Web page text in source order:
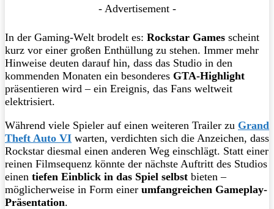
- Advertisement -
In der Gaming-Welt brodelt es: Rockstar Games scheint
kurz vor einer großen Enthüllung zu stehen. Immer mehr
Hinweise deuten darauf hin, dass das Studio in den
kommenden Monaten ein besonderes GTA-Highlight
präsentieren wird – ein Ereignis, das Fans weltweit
elektrisiert.
Während viele Spieler auf einen weiteren Trailer zu Grand
Theft Auto VI warten, verdichten sich die Anzeichen, dass
Rockstar diesmal einen anderen Weg einschlägt. Statt einer
reinen Filmsequenz könnte der nächste Auftritt des Studios
einen tiefen Einblick in das Spiel selbst bieten –
möglicherweise in Form einer umfangreichen Gameplay-
Präsentation.